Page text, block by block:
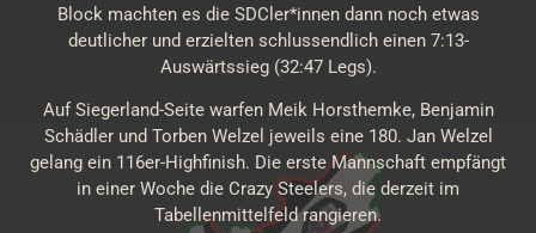
Block machten es die SDCler*innen dann noch etwas
deutlicher und erzielten schlussendlich einen 7:13-
Auswärtssieg (32:47 Legs).
Auf Siegerland-Seite warfen Meik Horsthemke, Benjamin
Schädler und Torben Welzel jeweils eine 180. Jan Welzel
gelang ein 116er-Highfinish. Die erste Mannschaft empfängt
in einer Woche die Crazy Steelers, die derzeit im
Tabellenmittelfeld rangieren.